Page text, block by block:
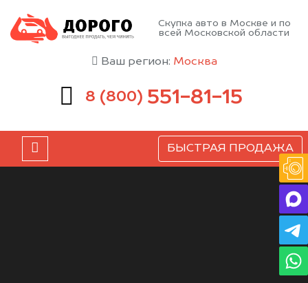
Скупка авто в Москве и по
всей Московской области
Ваш регион: Москва
8 (800) 551-81-15
БЫСТРАЯ ПРОДАЖА